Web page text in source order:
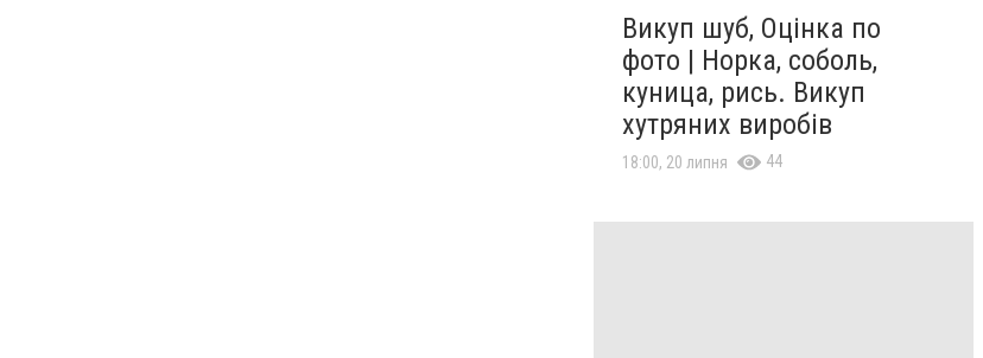
Викуп шуб, Оцінка по
фото | Норка, соболь,
куница, рись. Викуп
хутряних виробів
18:00, 20 липня 44